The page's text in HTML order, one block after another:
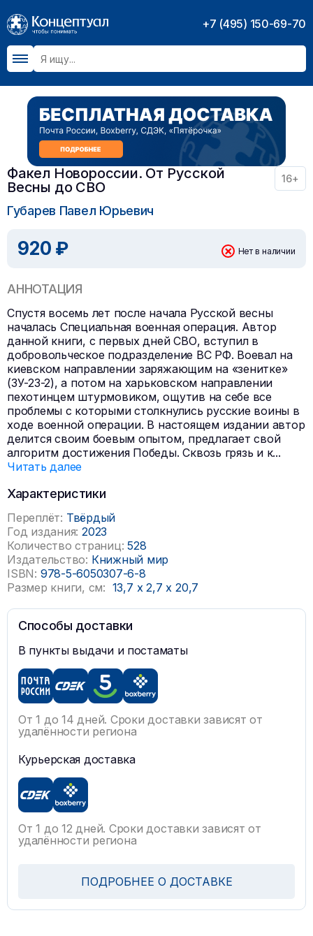
+7 (495) 150-69-70
Факел Новороссии. От Русской
Весны до СВО
16+
Губарев Павел Юрьевич
920 ₽ Нет в наличии
АННОТАЦИЯ
Спустя восемь лет после начала Русской весны
началась Специальная военная операция. Автор
данной книги, с первых дней СВО, вступил в
добровольческое подразделение ВС РФ. Воевал на
киевском направлении заряжающим на «зенитке»
(ЗУ-23-2), а потом на харьковском направлении
пехотинцем штурмовиком, ощутив на себе все
проблемы с которыми столкнулись русские воины в
ходе военной операции. В настоящем издании автор
делится своим боевым опытом, предлагает свой
алгоритм достижения Победы. Сквозь грязь и к...
Читать далее
Характеристики
Переплёт: Твёрдый
Год издания: 2023
Количество страниц: 528
Издательство: Книжный мир
ISBN: 978-5-6050307-6-8
Размер книги, см: 13,7 x 2,7x 20,7
Способы доставки
В пункты выдачи и постаматы
От 1 до 14 дней. Сроки доставки зависят от
удалённости региона
Курьерская доставка
От 1 до 12 дней. Сроки доставки зависят от
удалённости региона
ПОДРОБНЕЕ О ДОСТАВКЕ